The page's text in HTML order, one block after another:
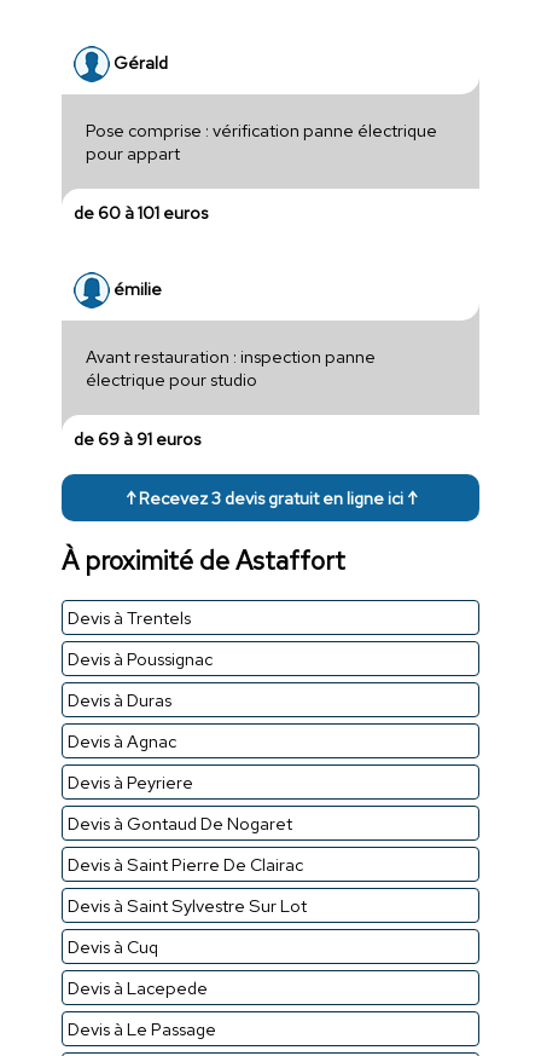
Gérald
Pose comprise : vérification panne électrique
pour appart
de 60 à 101 euros
émilie
Avant restauration : inspection panne
électrique pour studio
de 69 à 91 euros
↑ Recevez 3 devis gratuit en ligne ici ↑
À proximité de Astaffort
Devis à Trentels
Devis à Poussignac
Devis à Duras
Devis à Agnac
Devis à Peyriere
Devis à Gontaud De Nogaret
Devis à Saint Pierre De Clairac
Devis à Saint Sylvestre Sur Lot
Devis à Cuq
Devis à Lacepede
Devis à Le Passage